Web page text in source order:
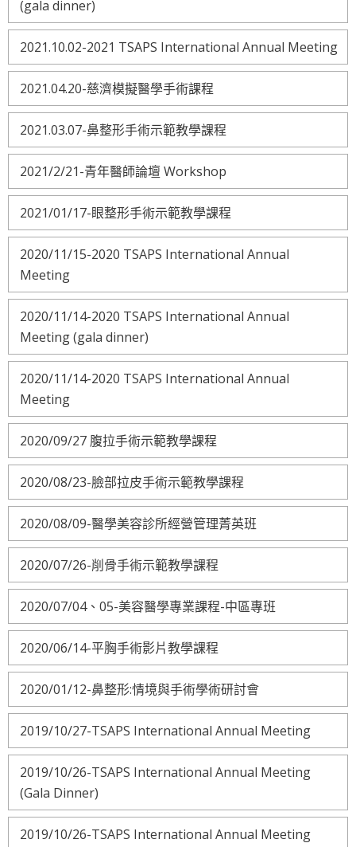
(gala dinner)
2021.10.02-2021 TSAPS International Annual Meeting
2021.04.20-慈濟模擬醫學手術課程
2021.03.07-鼻整形手術示範教學課程
2021/2/21-青年醫師論壇 Workshop
2021/01/17-眼整形手術示範教學課程
2020/11/15-2020 TSAPS International Annual
Meeting
2020/11/14-2020 TSAPS International Annual
Meeting (gala dinner)
2020/11/14-2020 TSAPS International Annual
Meeting
2020/09/27 腹拉手術示範教學課程
2020/08/23-臉部拉皮手術示範教學課程
2020/08/09-醫學美容診所經營管理菁英班
2020/07/26-削骨手術示範教學課程
2020/07/04、05-美容醫學專業課程-中區專班
2020/06/14-平胸手術影片教學課程
2020/01/12-鼻整形:情境與手術學術研討會
2019/10/27-TSAPS International Annual Meeting
2019/10/26-TSAPS International Annual Meeting
(Gala Dinner)
2019/10/26-TSAPS International Annual Meeting